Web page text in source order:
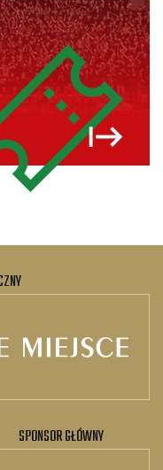
SPONSOR GŁÓWNY